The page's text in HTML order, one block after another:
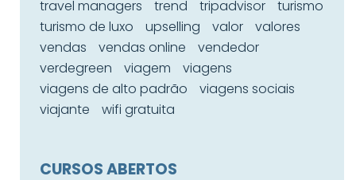
travel managers
trend tripadvisor
turismo
turismo de luxo
upselling valor
valores
vendas
vendas online
vendedor
verdegreen
viagem
viagens
viagens de alto padrão
viagens sociais
viajante
wifi gratuita
CURSOS ABERTOS